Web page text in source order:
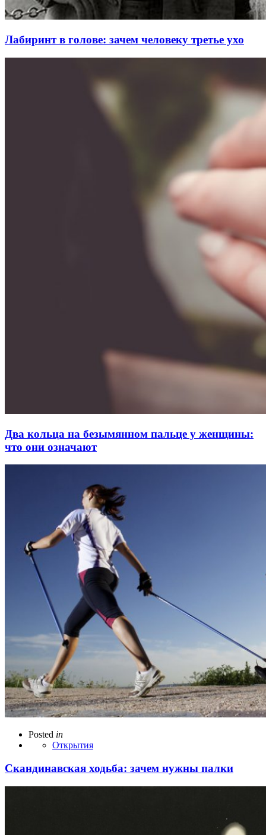
Лабиринт в голове: зачем человеку третье ухо
Два кольца на безымянном пальце у женщины:
что они означают
Posted in
Открытия
Скандинавская ходьба: зачем нужны палки